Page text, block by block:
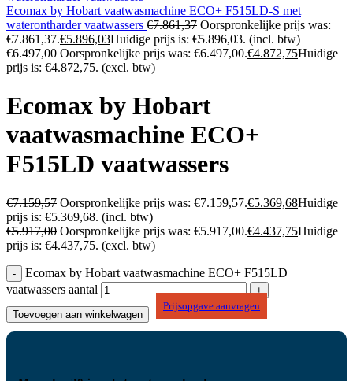
Ecomax by Hobart vaatwasmachine ECO+ F515LD-S met
waterontharder vaatwassers €7.861,37 Oorspronkelijke prijs was:
€7.861,37.€5.896,03Huidige prijs is: €5.896,03. (incl. btw)
€6.497,00 Oorspronkelijke prijs was: €6.497,00.€4.872,75Huidige
prijs is: €4.872,75. (excl. btw)
Ecomax by Hobart
vaatwasmachine ECO+
F515LD vaatwassers
€7.159,57 Oorspronkelijke prijs was: €7.159,57.€5.369,68Huidige
prijs is: €5.369,68. (incl. btw)
€5.917,00 Oorspronkelijke prijs was: €5.917,00.€4.437,75Huidige
prijs is: €4.437,75. (excl. btw)
Ecomax by Hobart vaatwasmachine ECO+ F515LD
vaatwassers aantal
Toevoegen aan winkelwagen
Prijsopgave aanvragen